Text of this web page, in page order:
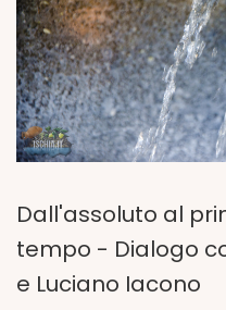
Dall'assoluto al
tempo - Dialogo
e Luciano Iacono